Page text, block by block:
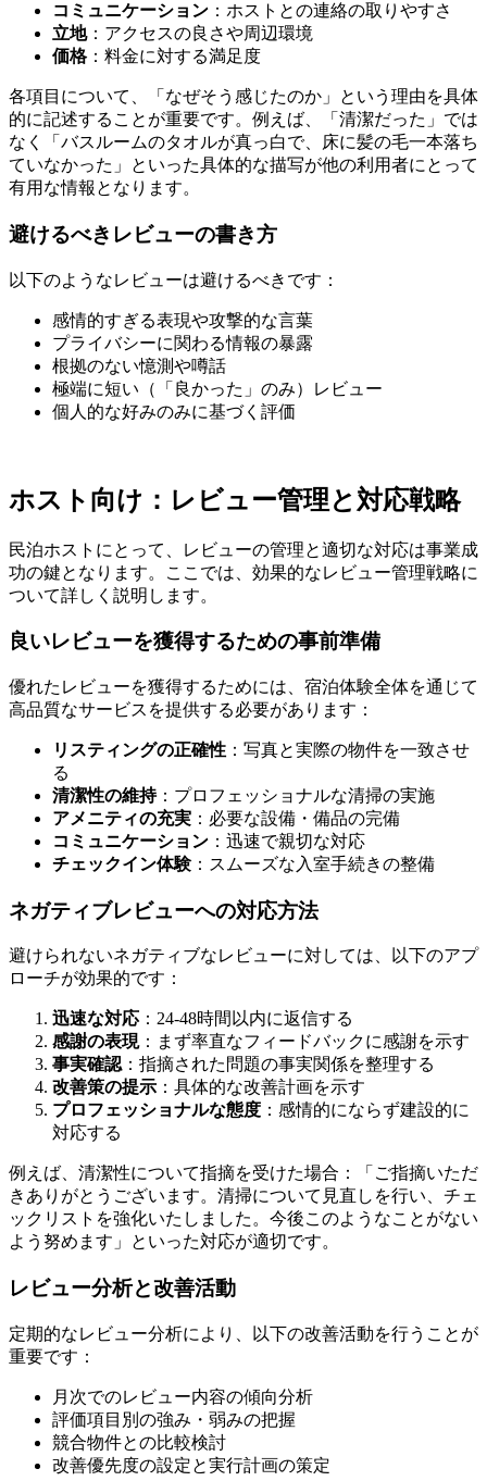
コミュニケーション ：ホストとの連絡の取りやすさ
立地：アクセスの良さや周辺環境
価格：料金に対する満足度
各項目について、「なぜそう感じたのか」という理由を具体
的に記述することが重要です。例えば、「清潔だった」では
なく「バスルームのタオルが真っ白で、床に髪の毛一本落ち
ていなかった」といった具体的な描写が他の利用者にとって
有用な情報となります。
避けるべきレビューの書き方
以下のようなレビューは避けるべきです：
感情的すぎる表現や攻撃的な言葉
プライバシーに関わる情報の暴露
根拠のない憶測や噂話
極端に短い（「良かった」のみ）レビュー
個人的な好みのみに基づく評価
ホスト向け：レビュー管理と対応戦略
民泊ホストにとって、レビューの管理と適切な対応は事業成
功の鍵となります。ここでは、効果的なレビュー管理戦略に
ついて詳しく説明します。
良いレビューを獲得するための事前準備
優れたレビューを獲得するためには、宿泊体験全体を通じて
高品質なサービスを提供する必要があります：
リスティングの正確性 ：写真と実際の物件を一致させ
る
清潔性の維持：プロフェッショナルな清掃の実施
アメニティの充実 ：必要な設備・備品の完備
コミュニケーション ：迅速で親切な対応
チェックイン体験：スムーズな入室手続きの整備
ネガティブレビューへの対応方法
避けられないネガティブなレビューに対しては、以下のアプ
ローチが効果的です：
迅速な対応 ：24-48時間以内に返信する
感謝の表現：まず率直なフィードバックに感謝を示す
事実確認：指摘された問題の事実関係を整理する
改善策の提示 ：具体的な改善計画を示す
プロフェッショナルな態度 ：感情的にならず建設的に
対応する
例えば、清潔性について指摘を受けた場合：「ご指摘いただ
きありがとうございます。清掃について見直しを行い、チェ
ックリストを強化いたしました。今後このようなことがない
よう努めます」といった対応が適切です。
レビュー分析と改善活動
定期的なレビュー分析により、以下の改善活動を行うことが
重要です：
月次でのレビュー内容の傾向分析
評価項目別の強み・弱みの把握
競合物件との比較検討
改善優先度の設定と実行計画の策定